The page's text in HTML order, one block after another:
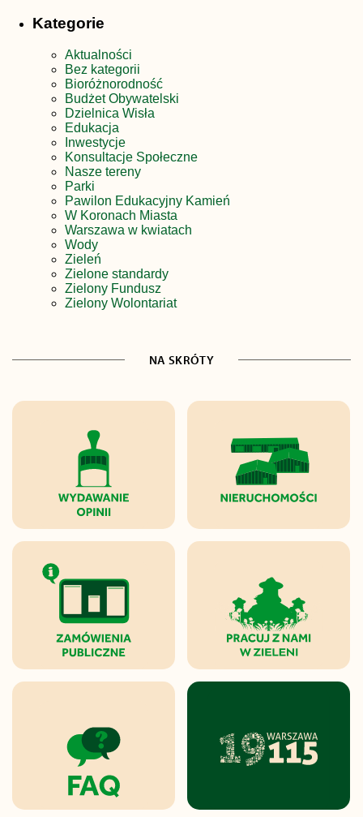
Kategorie
Aktualności
Bez kategorii
Bioróżnorodność
Budżet Obywatelski
Dzielnica Wisła
Edukacja
Inwestycje
Konsultacje Społeczne
Nasze tereny
Parki
Pawilon Edukacyjny Kamień
W Koronach Miasta
Warszawa w kwiatach
Wody
Zieleń
Zielone standardy
Zielony Fundusz
Zielony Wolontariat
NA SKRÓTY